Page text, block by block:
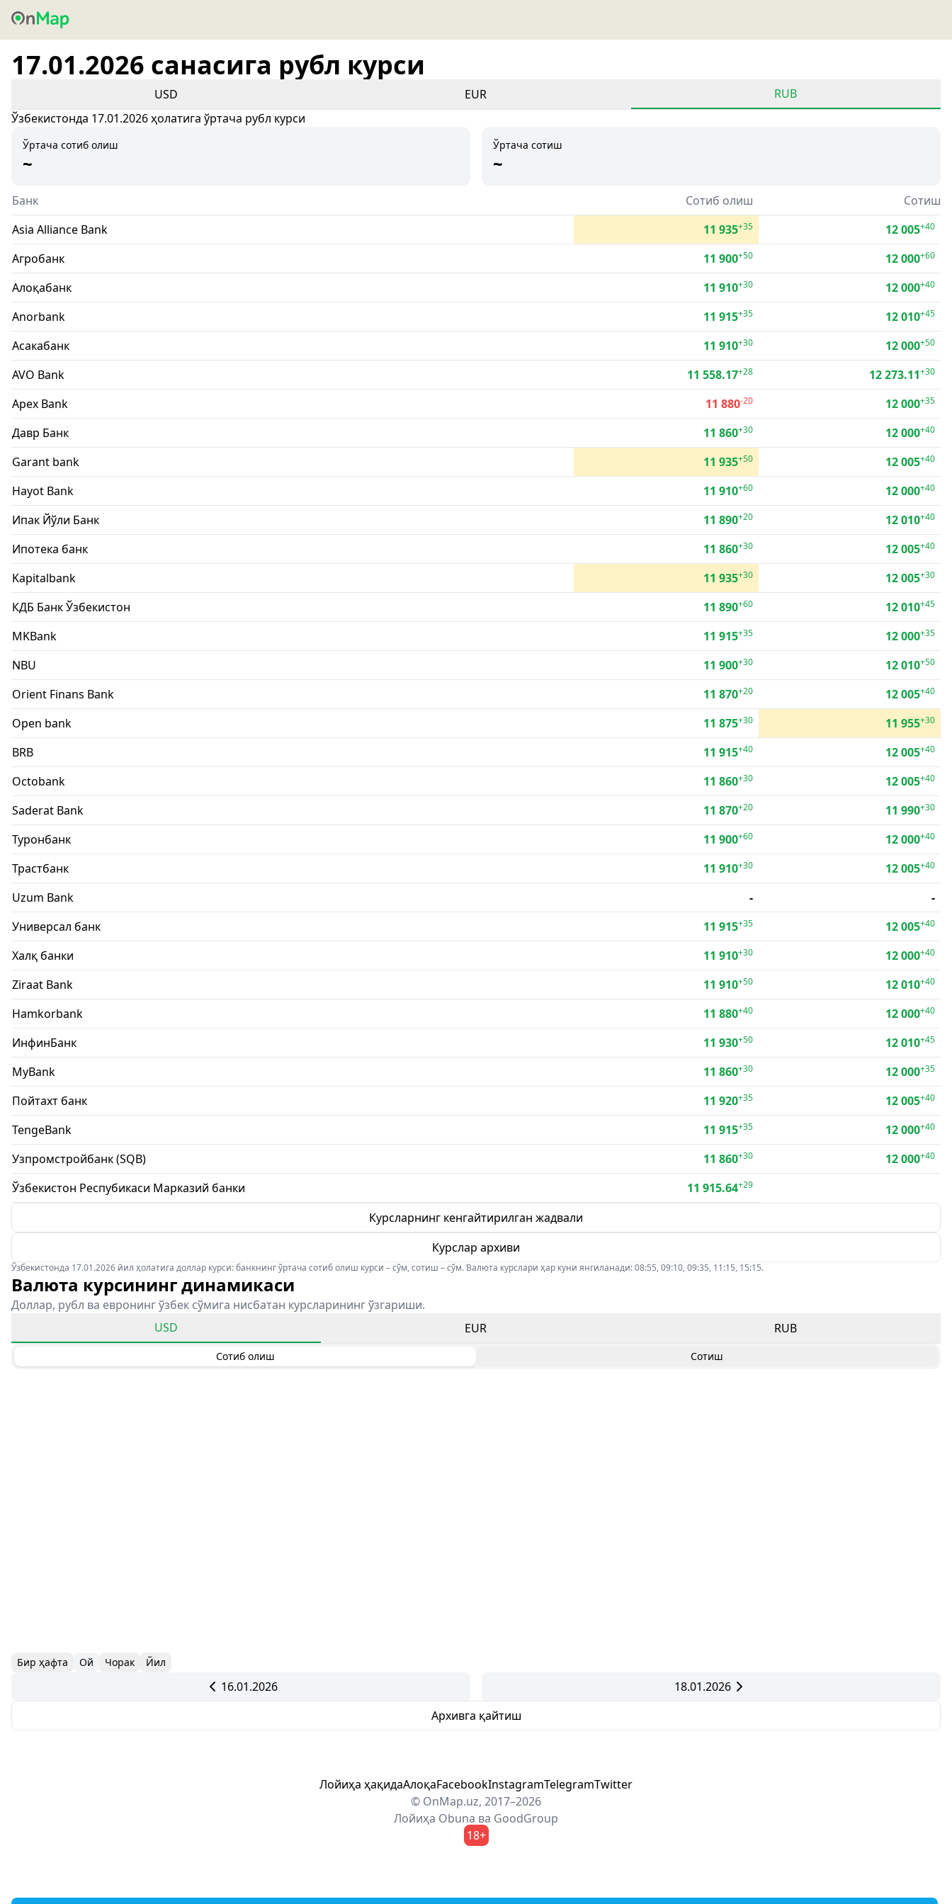
17.01.2026 санасига рубл курси
USD EUR
RUB
Ўзбекистонда 17.01.2026 ҳолатига ўртача рубл курси
Ўртача сотиб олиш
~
Ўртача сотиш
~
Банк Сотиб олиш
Сотиш
Asia Alliance Bank
11 935+35 12 005+40
Агробанк 11 900+50 12 000+60
Алоқабанк 11 910+30 12 000+40
Anorbank 11 915+35 12 010+45
Асакабанк 11 910+30 12 000+50
AVO Bank 11 558.17+28 12 273.11+30
Apex Bank 11 880-20 12 000+35
Давр Банк 11 860+30 12 000+40
Garant bank 11 935+50 12 005+40
Hayot Bank 11 910+60 12 000+40
Ипак Йўли Банк 11 890+20 12 010+40
Ипотека банк 11 860+30 12 005+40
Kapitalbank 11 935+30 12 005+30
КДБ Банк Ўзбекистон 11 890+60 12 010+45
MKBank 11 915+35 12 000+35
NBU 11 900+30 12 010+50
Orient Finans Bank 11 870+20 12 005+40
Open bank 11 875+30 11 955+30
BRB 11 915+40 12 005+40
Octobank 11 860+30 12 005+40
Saderat Bank 11 870+20 11 990+30
Туронбанк 11 900+60 12 000+40
Трастбанк 11 910+30 12 005+40
Uzum Bank -
-
Универсал банк
11 915+35 12 005+40
Халқ банки 11 910+30 12 000+40
Ziraat Bank 11 910+50 12 010+40
Hamkorbank 11 880+40 12 000+40
ИнфинБанк 11 930+50 12 010+45
MyBank 11 860+30 12 000+35
Пойтахт банк 11 920+35 12 005+40
TengeBank 11 915+35 12 000+40
Узпромстройбанк (SQB) 11 860+30 12 000+40
Ўзбекистон Респубикаси Марказий банки 11 915.64+29
Курсларнинг кенгайтирилган жадвали
Курслар архиви
Ўзбекистонда 17.01.2026 йил ҳолатига доллар курси: банкнинг ўртача сотиб олиш курси – сўм, сотиш – сўм. Валюта курслари ҳар куни янгиланади: 08:55, 09:10, 09:35, 11:15, 15:15.
Валюта курсининг динамикаси
Доллар, рубл ва евронинг ўзбек сўмига нисбатан курсларининг ўзгариши.
USD
EUR RUB
Сотиб олиш Сотиш
Бир ҳафта Ой Чорак Йил
16.01.2026
18.01.2026
Архивга қайтиш
Лойиҳа ҳақидаАлоқаFacebookInstagramTelegramTwitter
© OnMap.uz, 2017–2026
Лойиҳа Obuna ва GoodGroup
18+